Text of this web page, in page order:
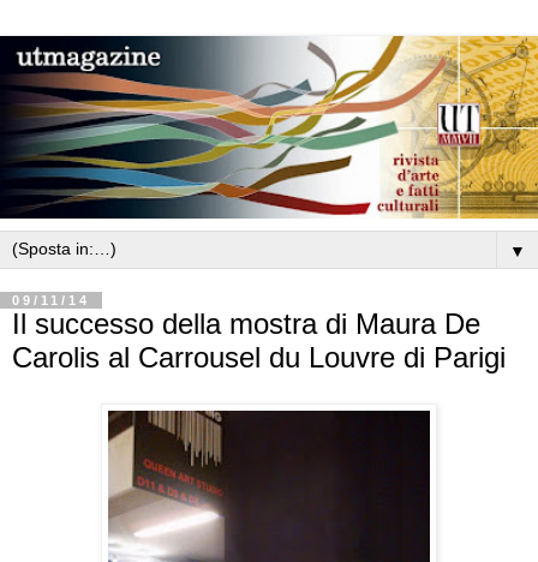
▼
09/11/14
Il successo della mostra di Maura De
Carolis al Carrousel du Louvre di Parigi